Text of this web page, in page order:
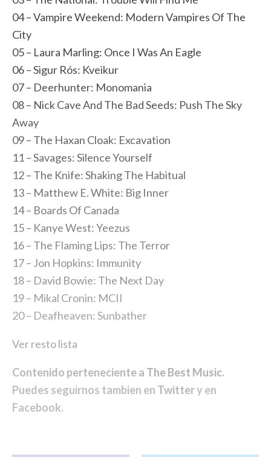
04 – Vampire Weekend: Modern Vampires Of The
City
05 – Laura Marling: Once I Was An Eagle
06 – Sigur Rós: Kveikur
07 – Deerhunter: Monomania
08 – Nick Cave And The Bad Seeds: Push The Sky
Away
09 – The Haxan Cloak: Excavation
11 – Savages: Silence Yourself
12 – The Knife: Shaking The Habitual
13 – Matthew E. White: Big Inner
14 – Boards Of Canada
15 – Kanye West: Yeezus
16 – The Flaming Lips: The Terror
17 – Jon Hopkins: Immunity
18 – David Bowie: The Next Day
19 – Mikal Cronin: MCII
20 – Deafheaven: Sunbather
Ver resto lista
Contenido perteneciente a The Best Music.
Puedes seguirnos tambien en Twittery en
Facebook.